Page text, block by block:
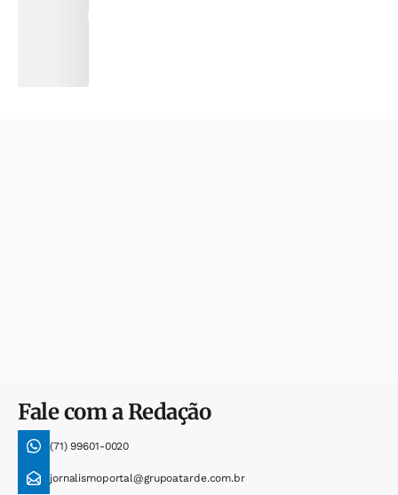
Fale com a Redação
(71) 99601-0020
jornalismoportal@grupoatarde.com.br